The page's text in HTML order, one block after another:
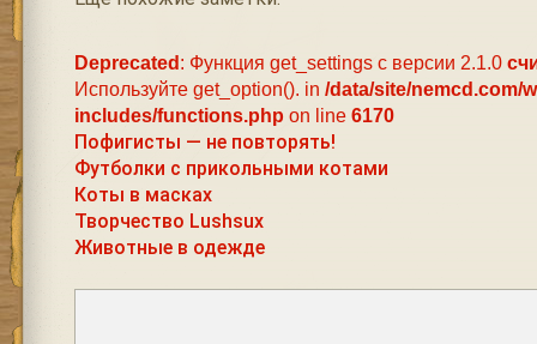
Deprecated : Функция get_settings с версии 2.1.0
Используйте get_option(). in /data/site/nemcd.com/
includes/functions.php on line 6170
Пофигисты — не повторять!
Футболки с прикольными котами
Коты в масках
Творчество Lushsux
Животные в одежде